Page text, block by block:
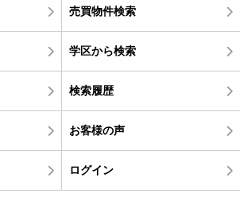
売買物件検索
学区から検索
検索履歴
お客様の声
ログイン